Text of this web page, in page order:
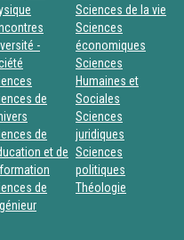
-
de
de
et de
de
Sciences de la vie
Sciences
économiques
Sciences
Humaines et
Sociales
Sciences
juridiques
Sciences
politiques
Théologie